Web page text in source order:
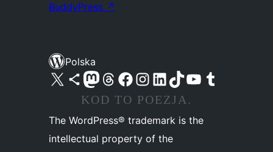
BuddyPress ↗
Polska
Odwiedź nasze konto X (dawniej Twitter)
Odwiedź nasze konto Bluesky
Odwiedź nasze konto na Mastodoncie
Odwiedź naszego Threadsa
Odwiedź naszego Facebooka
Odwiedź nasze konto na Instagramie
Odwiedź nasze konto na LinkedIn
Odwiedź naszego TikToka
Odwiedź nasz kanał YouTube
Odwiedź naszego Tumblra
KOD TO POEZJA.
The WordPress® trademark is the
intellectual property of the